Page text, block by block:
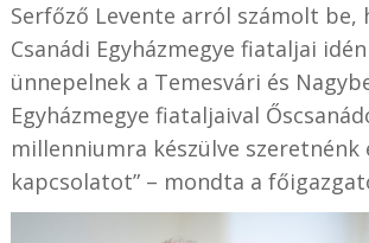
Serfőző Levente arról számolt be,
Csanádi Egyházmegye fiataljai
ünnepelnek a Temesvári és
Egyházmegye fiataljaival
millenniumra készülve szeretnénk
kapcsolatot” – mondta a